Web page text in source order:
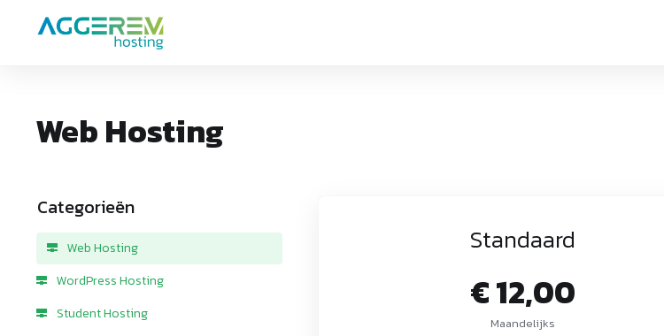
Web Hosting
Categorieën
Web Hosting
WordPress Hosting
Student Hosting
Standaard
€ 12,00
Maandelijks